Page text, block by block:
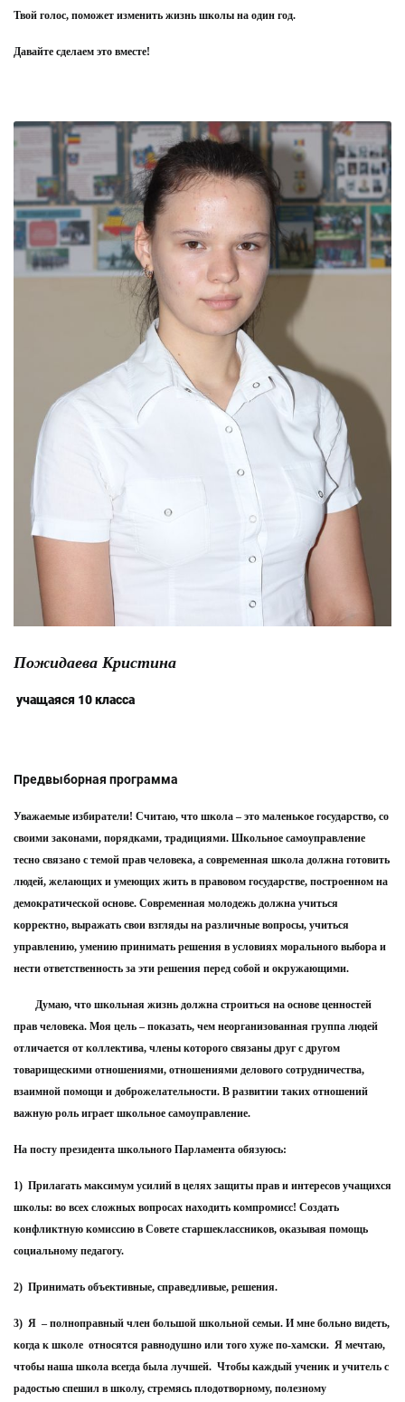
Твой голос, поможет изменить жизнь школы на один год.
Давайте сделаем это вместе!
Пожидаева Кристина
учащаяся 10 класса
Предвыборная программа
Уважаемые избиратели! Считаю, что школа – это маленькое государство, со
своими законами, порядками, традициями. Школьное самоуправление
тесно связано с темой прав человека, а современная школа должна готовить
людей, желающих и умеющих жить в правовом государстве, построенном на
демократической основе. Современная молодежь должна учиться
корректно, выражать свои взгляды на различные вопросы, учиться
управлению, умению принимать решения в условиях морального выбора и
нести ответственность за эти решения перед собой и окружающими.
Думаю, что школьная жизнь должна строиться на основе ценностей
прав человека. Моя цель – показать, чем неорганизованная группа людей
отличается от коллектива, члены которого связаны друг с другом
товарищескими отношениями, отношениями делового сотрудничества,
взаимной помощи и доброжелательности. В развитии таких отношений
важную роль играет школьное самоуправление.
На посту президента школьного Парламента обязуюсь:
1) Прилагать максимум усилий в целях защиты прав и интересов учащихся
школы: во всех сложных вопросах находить компромисс! Создать
конфликтную комиссию в Совете старшеклассников, оказывая помощь
социальному педагогу.
2) Принимать объективные, справедливые, решения.
3) Я – полноправный член большой школьной семьи. И мне больно видеть,
когда к школе относятся равнодушно или того хуже по-хамски. Я мечтаю,
чтобы наша школа всегда была лучшей. Чтобы каждый ученик и учитель с
радостью спешил в школу, стремясь плодотворному, полезному